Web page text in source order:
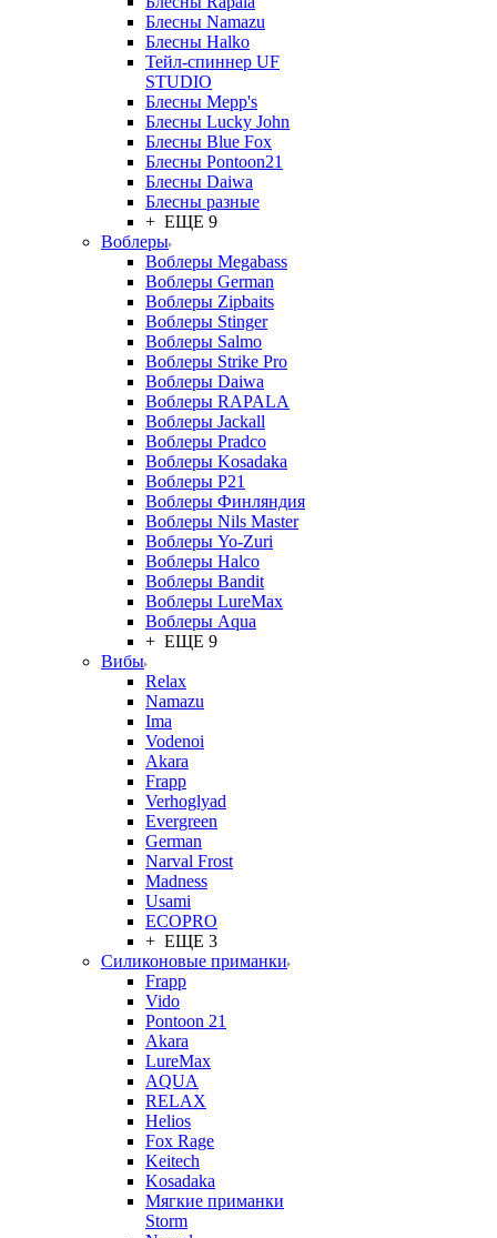
Блесны Namazu
Блесны Halko
Тейл-спиннер UF
STUDIO
Блесны Mepp's
Блесны Lucky John
Блесны Blue Fox
Блесны Pontoon21
Блесны Daiwa
Блесны разные
+ ЕЩЕ 9
Воблеры
Воблеры Megabass
Воблеры German
Воблеры Zipbaits
Воблеры Stinger
Воблеры Salmo
Воблеры Strike Pro
Воблеры Daiwa
Воблеры RAPALA
Воблеры Jackall
Воблеры Pradco
Воблеры Kosadaka
Воблеры P21
Воблеры Финляндия
Воблеры Nils Master
Воблеры Yo-Zuri
Воблеры Halco
Воблеры Bandit
Воблеры LureMax
Воблеры Aqua
+ ЕЩЕ 9
Вибы
Relax
Namazu
Ima
Vodenoi
Akara
Frapp
Verhoglyad
Evergreen
German
Narval Frost
Madness
Usami
ECOPRO
+ ЕЩЕ 3
Силиконовые приманки
Frapp
Vido
Pontoon 21
Akara
LureMax
AQUA
RELAX
Helios
Fox Rage
Keitech
Kosadaka
Мягкие приманки
Storm